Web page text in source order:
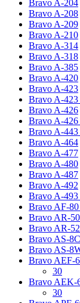
Bravo A-204
Bravo A-208
Bravo A-209
Bravo A-210
Bravo A-314
Bravo A-318
Bravo A-385
Bravo A-420
Bravo A-423
Bravo A-
Bravo A-426
Bravo A-
Bravo A-
Bravo A-464
Bravo A-477
Bravo A-480
Bravo A-487
Bravo A-492
Bravo A-
Bravo AF-
Bravo AR-
Bravo AR-
Bravo AS-
Bravo AS-
Bravo AЕF-
30
Bravo AЕK-
30